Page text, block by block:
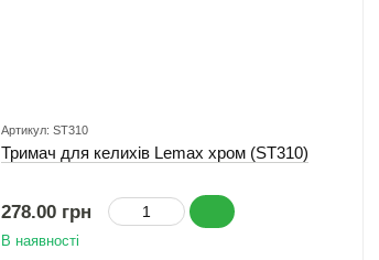
Артикул: ST310
Тримач для келихів Lemax хром (ST310)
278.00 грн
В наявності